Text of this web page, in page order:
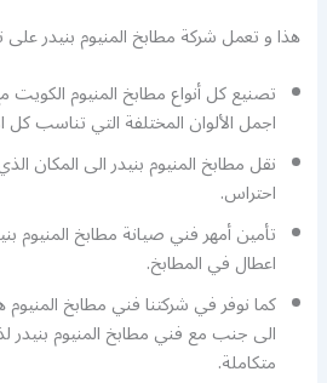
هذا و تعمل شركة مطابخ المنيوم بنيدر
تصنيع كل أنواع مطابخ المنيوم
اجمل الألوان المختلفة التي تناسب كل
نقل مطابخ المنيوم بنيدر الى المكان
احتراس.
تأمين أمهر فني صيانة مطابخ المنيوم
اعطال في المطابخ.
كما نوفر في شركتنا فني مطابخ
الى جنب مع فني مطابخ المنيوم بنيدر
متكاملة.